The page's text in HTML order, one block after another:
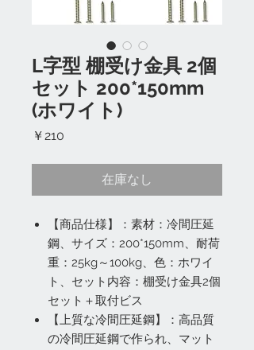
L字型 棚受け金具 2個
セット 200*150mm
(ホワイト)
￥210
在庫なし
【商品仕様】：素材：冷間圧延
鋼、サイズ：200*150mm、耐荷
重：25kg～100kg、色：ホワイ
ト、セット内容：棚受け金具2個
セット＋取付ビス
【上質な冷間圧延鋼】：高品質
の冷間圧延鋼で作られ、マット